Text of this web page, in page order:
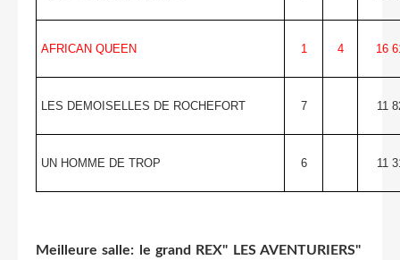
AFRICAN QUEEN 1 4 16
LES DEMOISELLES DE ROCHEFORT 7 11
UN HOMME DE TROP 6 11
Meilleure salle: le grand REX" LES AVENTURIERS"